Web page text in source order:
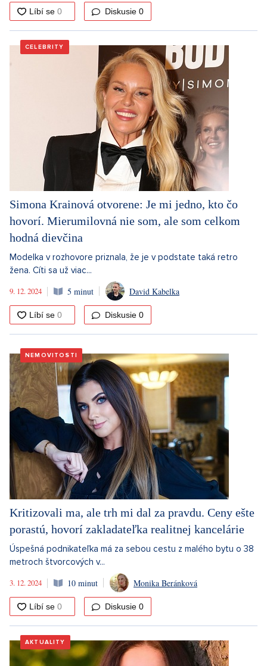
Diskusie 0
CELEBRITY
Simona Krainová otvorene: Je mi jedno, kto čo
hovorí. Mierumilovná nie som, ale som celkom
hodná dievčina
Modelka v rozhovore priznala, že je v podstate taká retro
žena. Cíti sa už viac...
9. 12. 2024
5 minut David Kabelka
Diskusie 0
NEMOVITOSTI
Kritizovali ma, ale trh mi dal za pravdu. Ceny ešte
porastú, hovorí zakladateľka realitnej kancelárie
Úspešná podnikateľka má za sebou cestu z malého bytu o 38
metroch štvorcových v...
3. 12. 2024
10 minut Monika Beránková
Diskusie 0
AKTUALITY